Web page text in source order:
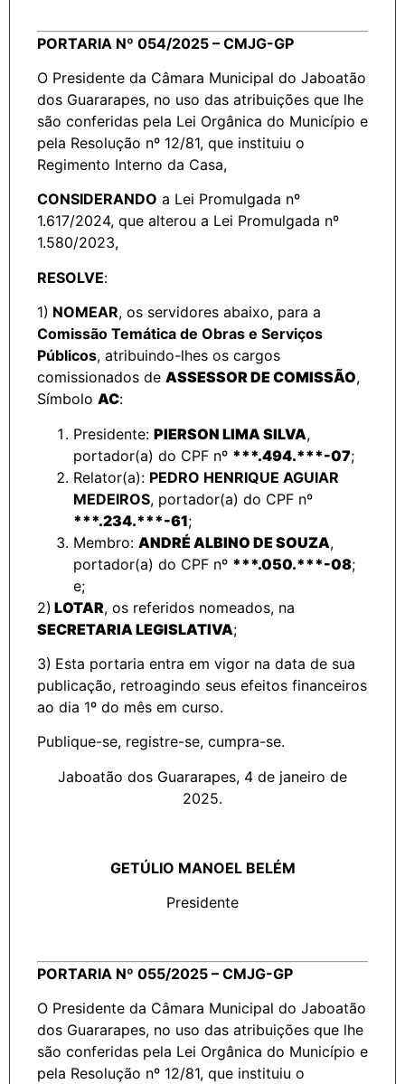
PORTARIA Nº 054/2025 – CMJG-GP
O Presidente da Câmara Municipal do Jaboatão
dos Guararapes, no uso das atribuições que lhe
são conferidas pela Lei Orgânica do Município e
pela Resolução nº 12/81, que instituiu o
Regimento Interno da Casa,
CONSIDERANDO a Lei Promulgada nº
1.617/2024, que alterou a Lei Promulgada nº
1.580/2023,
RESOLVE:
1) NOMEAR, os servidores abaixo, para a
Comissão Temática de Obras e Serviços
Públicos, atribuindo-lhes os cargos
comissionados de ASSESSOR DE COMISSÃO,
Símbolo AC:
Presidente: PIERSON LIMA SILVA,
portador(a) do CPF nº ***.494.***-07;
Relator(a): PEDRO HENRIQUE AGUIAR
MEDEIROS, portador(a) do CPF nº
***.234.***-61;
Membro: ANDRÉ ALBINO DE SOUZA,
portador(a) do CPF nº ***.050.***-08;
e;
2) LOTAR, os referidos nomeados, na
SECRETARIA LEGISLATIVA;
3) Esta portaria entra em vigor na data de sua
publicação, retroagindo seus efeitos financeiros
ao dia 1º do mês em curso.
Publique-se, registre-se, cumpra-se.
Jaboatão dos Guararapes, 4 de janeiro de
2025.
GETÚLIO MANOEL BELÉM
Presidente
PORTARIA Nº 055/2025 – CMJG-GP
O Presidente da Câmara Municipal do Jaboatão
dos Guararapes, no uso das atribuições que lhe
são conferidas pela Lei Orgânica do Município e
pela Resolução nº 12/81, que instituiu o